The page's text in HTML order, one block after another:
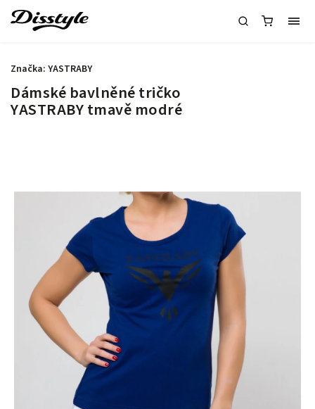
Dámské bavlněné tričko
YASTRABY tmavě modré
Značka: YASTRABY